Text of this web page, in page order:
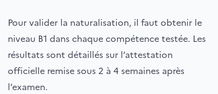
Pour valider la naturalisation, il faut obtenir le
niveau B1 dans chaque compétence testée. Les
résultats sont détaillés sur l’attestation
officielle remise sous 2 à 4 semaines après
l’examen.